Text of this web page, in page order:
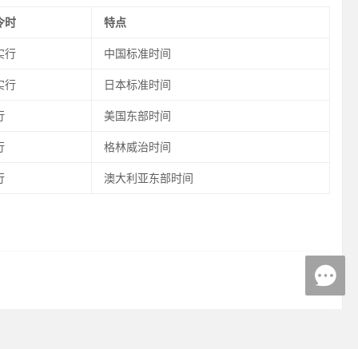
时 特点
行 中国标准时间
行 日本标准时间
美国东部时间
格林威治时间
澳大利亚东部时间